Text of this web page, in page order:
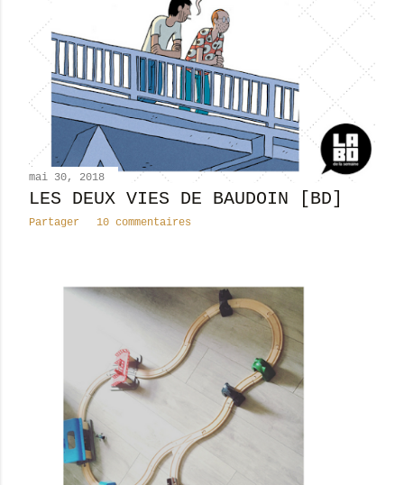
mai 30, 2018
LES DEUX VIES DE BAUDOIN [BD]
Partager 10 commentaires